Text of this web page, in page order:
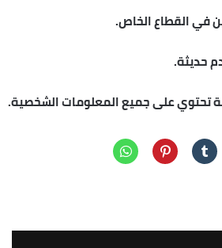
في القطاع الخاص.
حديثة.
تحتوي على جميع المعلومات الشخصية.